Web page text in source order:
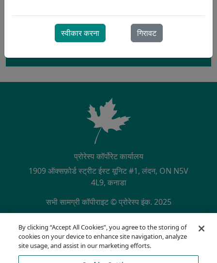
प्रोरेस्प कॉर्पोरेट कार्यालय
1909 ऑक्सफ़ोर्ड स्ट्रीट ईस्ट यूनिट #1, लंदन, ON N5V
4L9, कनाडा
सभी सामग्री कॉपीराइट © प्रोरेस्प इंक. 2025
SECONDARY MENU
गोपनीयता नीति
अनुपालन हॉटलाइन
उपयोग की शर्तें
स्वीकार करना गिरावट
By clicking “Accept All Cookies”, you agree to the storing of
cookies on your device to enhance site navigation, analyze
site usage, and assist in our marketing efforts.